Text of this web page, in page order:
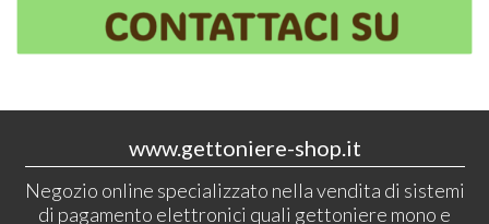
www.gettoniere-shop.it
Negozio online specializzato nella vendita di sistemi
di pagamento elettronici quali gettoniere mono e